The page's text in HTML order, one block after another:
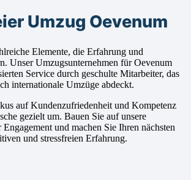
Umzug Oevenum
Elemente, die Erfahrung und
Unser Umzugsunternehmen für Oevenum
Service durch geschulte Mitarbeiter, das
internationale Umzüge abdeckt.
auf Kundenzufriedenheit und Kompetenz
gezielt um. Bauen Sie auf unsere
und machen Sie Ihren nächsten
und stressfreien Erfahrung.